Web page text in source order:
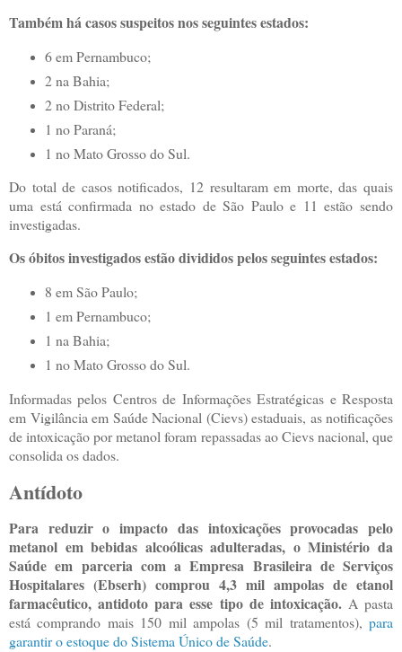
Também há casos suspeitos nos seguintes estados:
6 em Pernambuco;
2 na Bahia;
2 no Distrito Federal;
1 no Paraná;
1 no Mato Grosso do Sul.
Do total de casos notificados, 12 resultaram em morte, das quais
uma está confirmada no estado de São Paulo e 11 estão sendo
investigadas.
Os óbitos investigados estão divididos pelos seguintes estados:
8 em São Paulo;
1 em Pernambuco;
1 na Bahia;
1 no Mato Grosso do Sul.
Informadas pelos Centros de Informações Estratégicas e Resposta
em Vigilância em Saúde Nacional (Cievs) estaduais, as notificações
de intoxicação por metanol foram repassadas ao Cievs nacional, que
consolida os dados.
Antídoto
Para reduzir o impacto das intoxicações provocadas pelo
metanol em bebidas alcoólicas adulteradas, o Ministério da
Saúde em parceria com a Empresa Brasileira de Serviços
Hospitalares (Ebserh) comprou 4,3 mil ampolas de etanol
farmacêutico, antidoto para esse tipo de intoxicação.A pasta
está comprando mais 150 mil ampolas (5 mil tratamentos), para
garantir o estoque do Sistema Único de Saúde.